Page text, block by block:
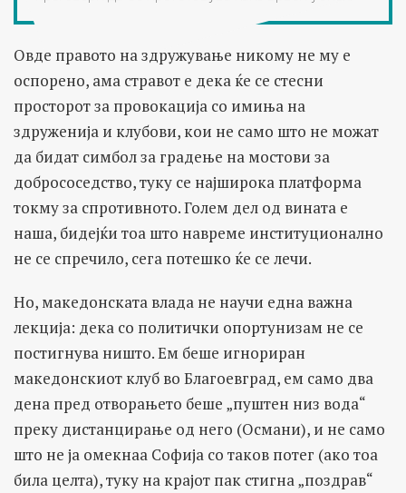
Овде правото на здружување никому не му е
оспорено, ама стравот е дека ќе се стесни
просторот за провокација со имиња на
здруженија и клубови, кои не само што не можат
да бидат симбол за градење на мостови за
добрососедство, туку се најширока платформа
токму за спротивното. Голем дел од вината е
наша, бидејќи тоа што навреме институционално
не се спречило, сега потешко ќе се лечи.
Но, македонската влада не научи една важна
лекција: дека со политички опортунизам не се
постигнува ништо. Ем беше игнориран
македонскиот клуб во Благоевград, ем само два
дена пред отворањето беше „пуштен низ вода“
преку дистанцирање од него (Османи), и не само
што не ја омекнаа Софија со таков потег (ако тоа
била целта), туку на крајот пак стигна „поздрав“